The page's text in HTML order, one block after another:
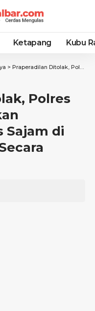
Ketapang Kubu
> Praperadilan Ditolak, Polres Kubu Raya Pastikan Penyidikan Kasus Sajam di Batu Ampar Sah Secara Hukum
Polres
Sajam di